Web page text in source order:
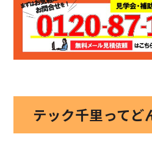
テック千里ってど